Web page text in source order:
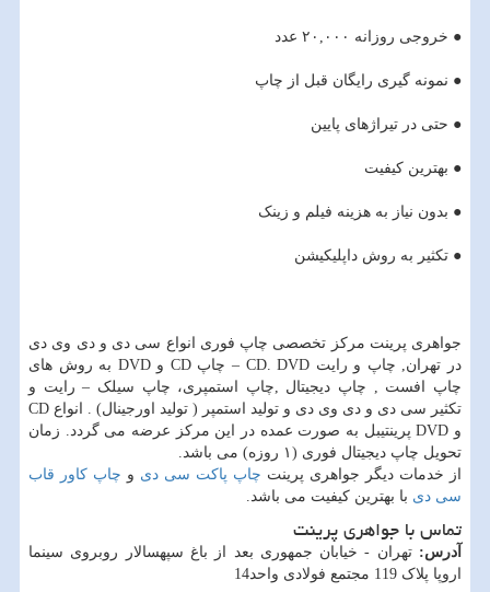
● خروجی روزانه ۲۰,۰۰۰ عدد
● نمونه گیری رایگان قبل از چاپ
● حتی در تیراژهای پایین
● بهترین کیفیت
● بدون نیاز به هزینه فیلم و زینک
● تکثیر به روش داپلیکیشن
جواهری پرینت مرکز تخصصی چاپ فوری انواع سی دی و دی وی دی
در تهران, چاپ و رایت CD. DVD – چاپ CD و DVD به روش های
چاپ افست , چاپ دیجیتال ,چاپ استمپری، چاپ سیلک – رایت و
تکثیر سی دی و دی وی دی و تولید استمپر ( تولید اورجینال) . انواع CD
و DVD پرینتیبل به صورت عمده در این مرکز عرضه می گردد. زمان
تحویل چاپ دیجیتال فوری (۱ روزه) می باشد.
از خدمات دیگر جواهری پرینت چاپ پاکت سی دی و چاپ کاور قاب
سی دی با بهترین کیفیت می باشد.
تماس با جواهری پرینت
آدرس:تهران - خیابان جمهوری بعد از باغ سپهسالار روبروی سینما
اروپا پلاک 119 مجتمع فولادی واحد14